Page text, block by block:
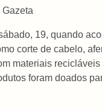
19, quando
corte de cabelo,
materiais
foram doados